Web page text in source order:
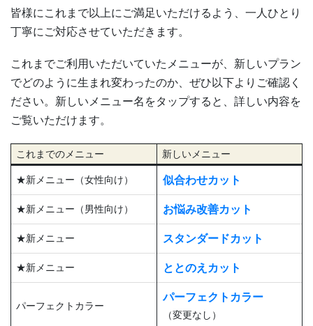
皆様にこれまで以上にご満足いただけるよう、一人ひとり
丁寧にご対応させていただきます。
これまでご利用いただいていたメニューが、新しいプラン
でどのように生まれ変わったのか、ぜひ以下よりご確認く
ださい。新しいメニュー名をタップすると、詳しい内容を
ご覧いただけます。
これまでのメニュー 新しいメニュー
★新メニュー（女性向け） 似合わせカット
★新メニュー（男性向け） お悩み改善カット
★新メニュー スタンダードカット
★新メニュー ととのえカット
パーフェクトカラー
パーフェクトカラー
（変更なし）